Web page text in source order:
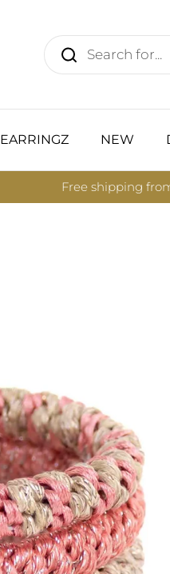
EARRINGZ NEW
Free shipping